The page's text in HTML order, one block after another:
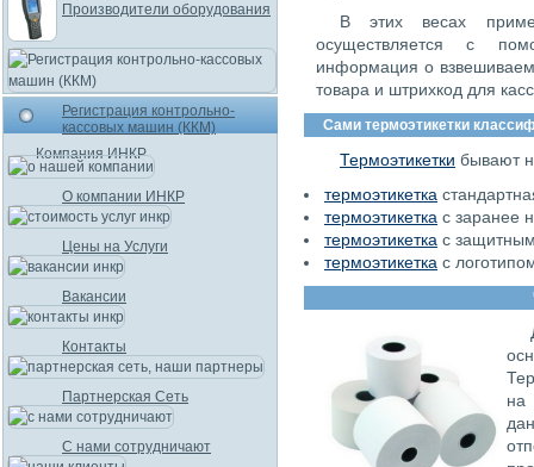
В этих весах
осуществляется с
информация о
товара и штрихкод для
Сами термоэтикетки
Термоэтикетки бывают
термоэтикетка
термоэтикетка с заранее
термоэтикетка с
термоэтикетка с
на
Производители оборудования
Регистрация контрольно-
кассовых машин (ККМ)
Компания ИНКР
О компании ИНКР
Цены на Услуги
Вакансии
Контакты
Партнерская Сеть
С нами сотрудничают